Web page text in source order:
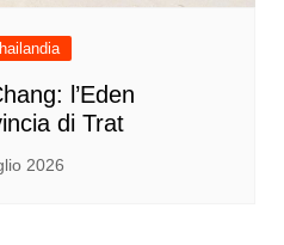
l’Eden
di Trat
2026